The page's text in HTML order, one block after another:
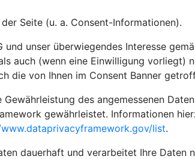
Seite (u. a. Consent-Informationen).
unser überwiegendes Interesse
auch (wenn eine Einwilligung
die von Ihnen im Consent Banner
des angemessenen
gewährleistet. Informationen
list.
dauerhaft und verarbeitet Ihre